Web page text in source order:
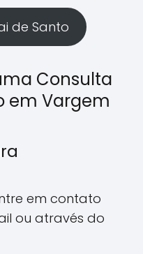
de Santo
Consulta
em Vargem
em contato
ou através do